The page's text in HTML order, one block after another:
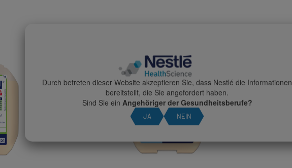
Durch betreten dieser Website akzeptieren Sie, dass Nestlé die Informationen
bereitstellt, die Sie angefordert haben.
Sind Sie ein Angehöriger der Gesundheitsberufe?
JA NEIN